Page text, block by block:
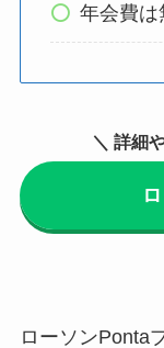
年会費は
＼ 詳細
ローソンPonta